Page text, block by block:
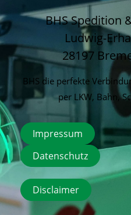
BHS Spedition
Ludwig-
28197
BHS die perfekte
per LKW, Bahn,
Impressum
Datenschutz
Disclaimer